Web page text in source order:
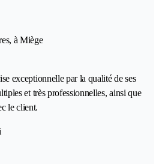
à Miège
exceptionnelle par la qualité de ses
et très professionnelles, ainsi que
le client.